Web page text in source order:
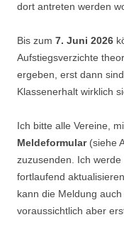
dort antreten werden
Bis zum 7. Juni 2026
Aufstiegsverzichte
ergeben, erst dann
Klassenerhalt wirklich
Ich bitte alle Vereine,
Meldeformular(siehe
zuzusenden. Ich werde
fortlaufend
kann die Meldung
voraussichtlich aber